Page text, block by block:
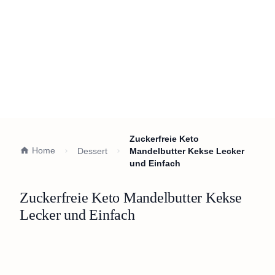
Home Dessert
Zuckerfreie Keto
Mandelbutter Kekse Lecker
und Einfach
Zuckerfreie Keto Mandelbutter Kekse
Lecker und Einfach